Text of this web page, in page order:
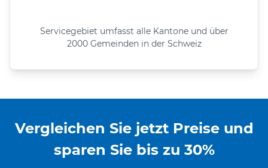
Servicegebiet umfasst alle Kantone und über
2000 Gemeinden in der Schweiz
Vergleichen Sie jetzt Preise und
sparen Sie bis zu 30%